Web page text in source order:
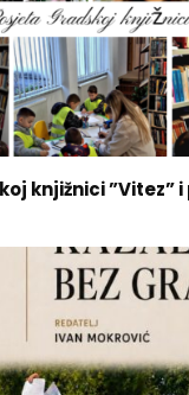
knjižnici ”Vitez”